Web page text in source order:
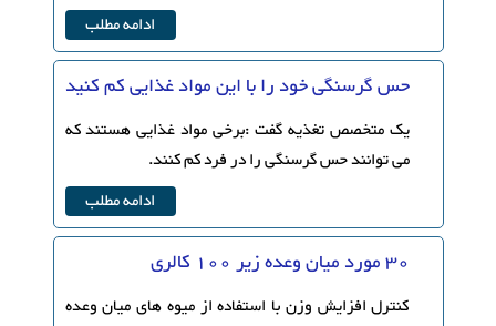
ادامه مطلب
حس گرسنگی خود را با این مواد غذایی کم کنید
یک متخصص تغذیه گفت :برخی مواد غذایی هستند که
می توانند حس گرسنگی را در فرد کم کنند.
ادامه مطلب
30 مورد میان وعده زیر 100 کالری
کنترل افزایش وزن با استفاده از میوه های میان وعده